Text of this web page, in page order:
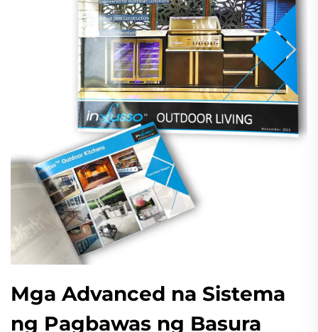
Mga Advanced na Sistema
ng Pagbawas ng Basura